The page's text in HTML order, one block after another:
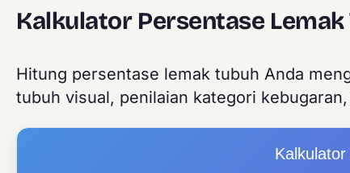
Kalkulator Persentase Lemak
Hitung persentase lemak tubuh Anda
tubuh visual, penilaian kategori